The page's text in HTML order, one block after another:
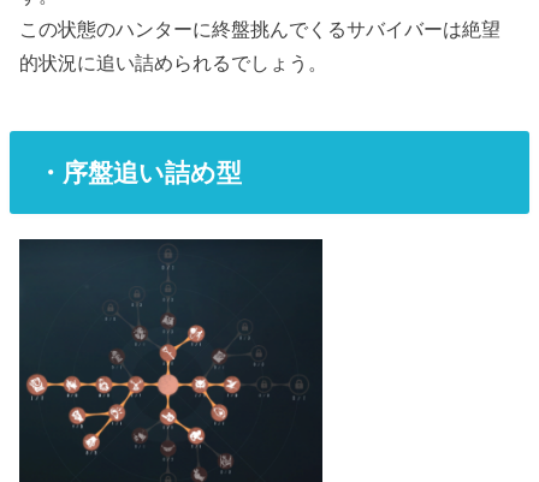
この状態のハンターに終盤挑んでくるサバイバーは絶望
的状況に追い詰められるでしょう。
・序盤追い詰め型